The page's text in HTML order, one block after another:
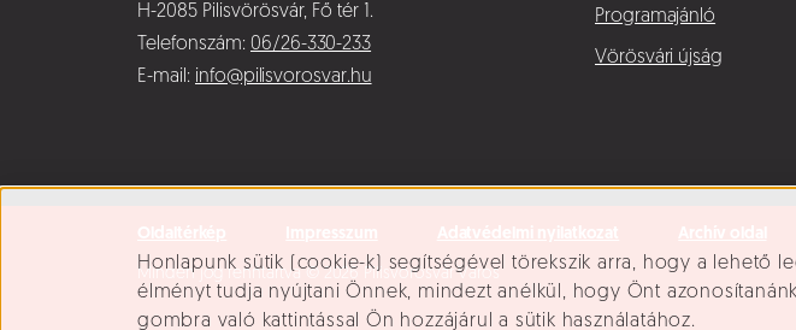
Süti beállítások
Honlapunk sütik (cookie-k) segítségével törekszik arra, hogy a lehető
élményt tudja nyújtani Önnek, mindezt anélkül, hogy Önt
gombra való kattintással Ön hozzájárul a sütik használatához.
H-2085 Pilisvörösvár, Fő tér 1.
Telefonszám: 06/26-330-233
E-mail: info@pilisvorosvar.hu
Programajánló
Vörösvári újság
Minden jog fenntartva © 2026 Pilisvörösvár Város